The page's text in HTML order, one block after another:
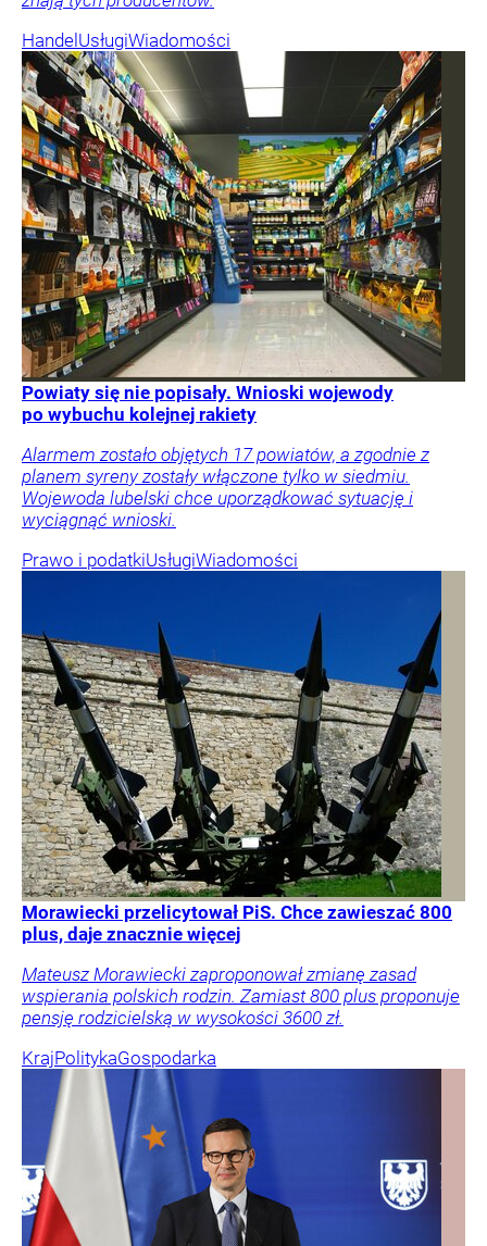
Handel UsługiWiadomości
Powiaty się nie popisały. Wnioski wojewody
po wybuchu kolejnej rakiety
Alarmem zostało objętych 17 powiatów, a zgodnie z
planem syreny zostały włączone tylko w siedmiu.
Wojewoda lubelski chce uporządkować sytuację i
wyciągnąć wnioski.
Prawo i podatkiUsługiWiadomości
Morawiecki przelicytował PiS. Chce zawieszać 800
plus, daje znacznie więcej
Mateusz Morawiecki zaproponował zmianę zasad
wspierania polskich rodzin. Zamiast 800 plus proponuje
pensję rodzicielską w wysokości 3600 zł.
KrajPolitykaGospodarka